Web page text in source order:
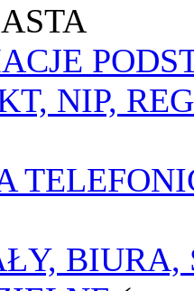
NIP,
BIURA,